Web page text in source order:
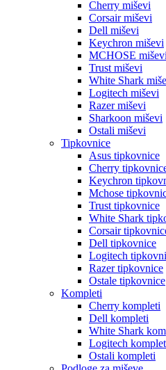
Cherry miševi
Corsair miševi
Dell miševi
Keychron miševi
MCHOSE miševi
Trust miševi
White Shark
Logitech miševi
Razer miševi
Sharkoon miševi
Ostali miševi
Tipkovnice
Asus tipkovnice
Cherry
Keychron
Mchose
Trust tipkovnice
White Shark
Corsair
Dell tipkovnice
Logitech
Razer tipkovnice
Ostale tipkovnice
Kompleti
Cherry kompleti
Dell kompleti
White Shark
Logitech
Ostali kompleti